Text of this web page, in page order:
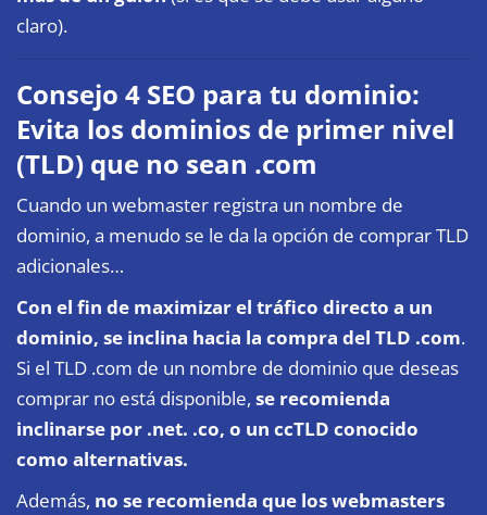
claro).
Consejo 4 SEO para tu dominio:
Evita los dominios de primer nivel
(TLD) que no sean .com
Cuando un webmaster registra un nombre de
dominio, a menudo se le da la opción de comprar TLD
adicionales…
Con el fin de maximizar el tráfico directo a un
dominio, se inclina hacia la compra del TLD .com.
Si el TLD .com de un nombre de dominio que deseas
comprar no está disponible, se recomienda
inclinarse por .net. .co, o un ccTLD conocido
como alternativas.
Además, no se recomienda que los webmasters